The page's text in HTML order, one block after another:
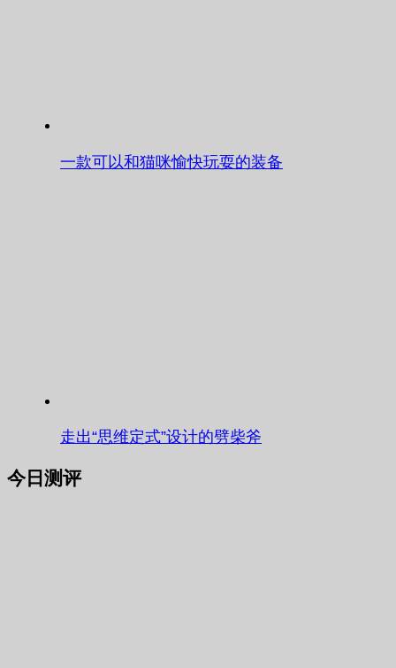
一款可以和猫咪愉快玩耍的装备
走出“思维定式”设计的劈柴斧
今日测评